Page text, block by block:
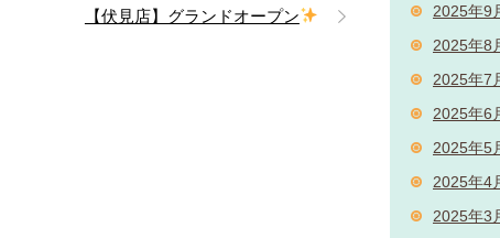
【伏見店】グランドオープン
2025年9
2025年8
2025年7
2025年6
2025年5
2025年4
2025年3